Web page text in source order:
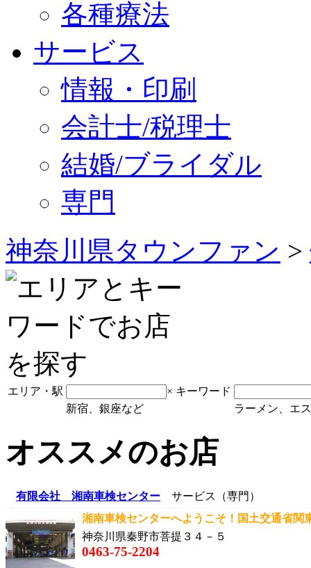
各種療法
サービス
情報・印刷
会計士/税理士
結婚/ブライダル
専門
神奈川県タウンファン >
エリア・駅 × キーワード
新宿、銀座など
ラーメン、エ
オススメのお店
有限会社 湘南車検センター サービス（専門）
湘南車検センターへようこそ！国土交通省
神奈川県秦野市菩提３４－５
0463-75-2204